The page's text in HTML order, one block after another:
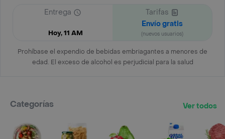
Entrega
Hoy, 11 AM
Tarifas
Envío gratis
(nuevos usuarios)
Prohíbase el expendio de bebidas embriagantes a menores de
edad. El exceso de alcohol es perjudicial para la salud
Categorías Ver todos